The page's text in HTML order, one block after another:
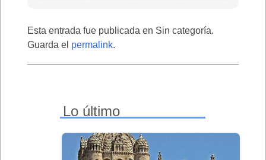
Esta entrada fue publicada en Sin categoría.
Guarda el permalink.
Lo último